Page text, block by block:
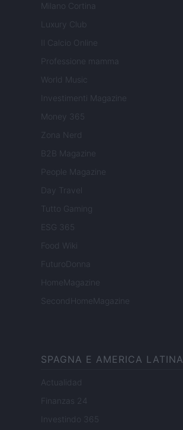
Milano Cortina
Luxury Club
Il Calcio Online
Professione mamma
World Music
Investimenti Magazine
Money 365
Zona Nerd
B2B Magazine
People Magazine
Day Travel
Tutto Gaming
ESG 365
Food Wiki
FuturoDonna
HomeMagazine
SecondHomeMagazine
SPAGNA E AMERICA LATINA
Actualidad
Finanzas 24
Investindo 365